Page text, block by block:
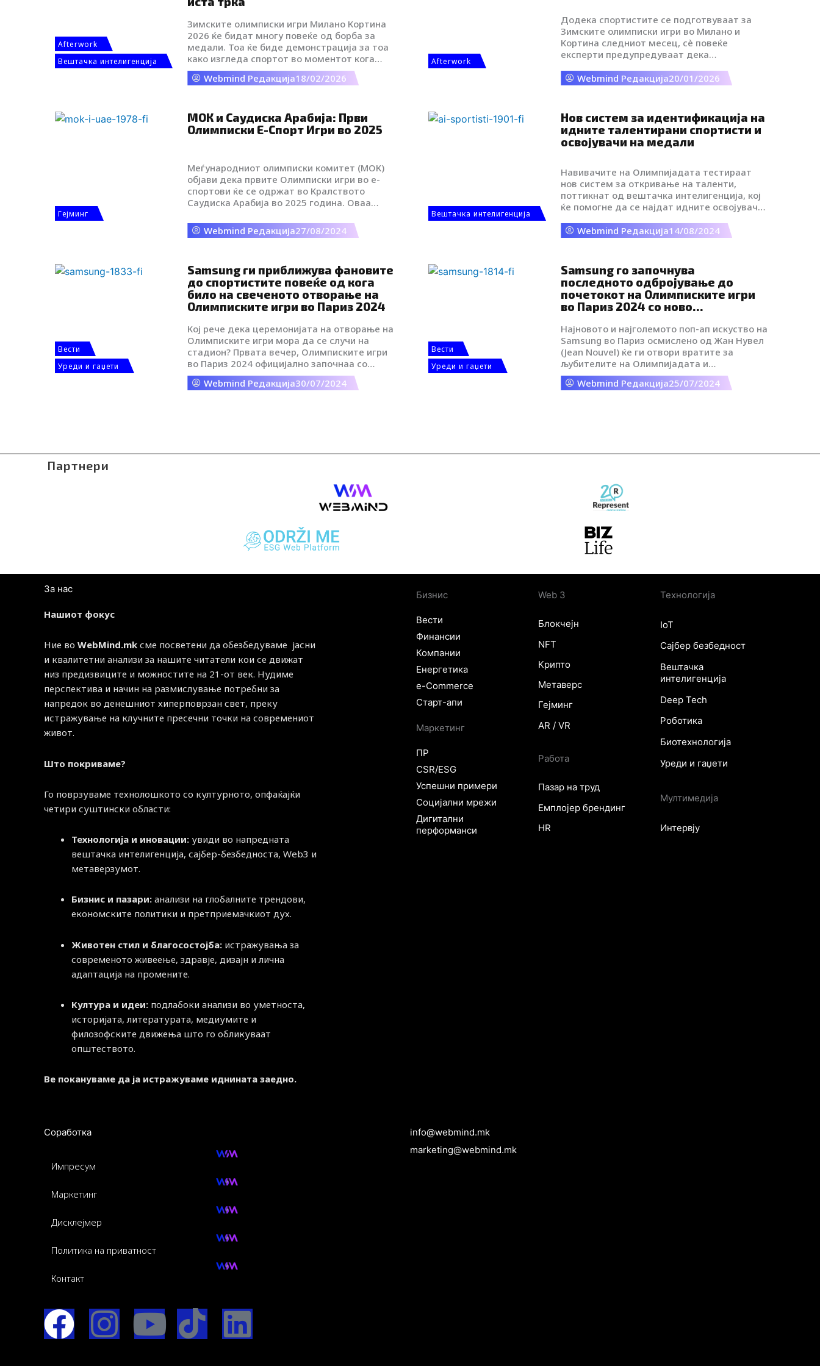
k
Afterwork
Вештачка интелигенција
Зимските олимписки игри Милано Кортина
2026 ќе бидат многу повеќе од борба за
медали. Тоа ќе биде демонстрација за тоа
како изгледа спортот во моментот кога
камерата влегува во патеката заедно со
спортистот, а вештачката интелигенција
одржлив, „проѕирен“ факел, овие Игри
најавуваат промена на начинот на кој го
гледаме, го разбираме и доживуваме
Webmind Редакција18/02/2026
Afterwork
Додека спортистите се подготвуваат за
Зимските олимписки игри во Милано и
Кортина следниот месец, сè повеќе
експерти предупредуваат дека
загрозуваат традиционалните дестинации
за зимски спортови.
Webmind Редакција20/01/2026
Гејминг
МОК и Саудиска Арабија: Први
Олимписки Е-Спорт Игри во 2025
Меѓународниот олимписки комитет (МОК)
објави дека првите Олимписки игри во е-
спортови ќе се одржат во Кралството
Саудиска Арабија во 2025 година. Оваа
договор со Националниот олимписки
комитет на Саудиска Арабија, со што се
ангажманот на младите во е-спортовите.
Webmind Редакција27/08/2024
Вештачка интелигенција
Нов систем за идентификација на
идните талентирани спортисти и
освојувачи на медали
Навивачите на Олимпијадата тестираат
нов систем за откривање на таленти,
поттикнат од вештачка интелигенција, кој
ќе помогне да се најдат идните освојувачи
цел да користат пренослива верзија на
технологијата за да ја донесат напредната
ширум светот.
Webmind Редакција14/08/2024
Вести
Уреди и гаџети
Samsung ги приближува фановите
до спортистите повеќе од кога
било на свеченото отворање на
Олимписките игри во Париз 2024
Кој рече дека церемонијата на отворање на
Олимписките игри мора да се случи на
стадион? Првата вечер, Олимписките игри
во Париз 2024 официјално започнаа со
историска церемонија на реката Сена, а
Samsung Electronics, светскиот олимписки и
Webmind Редакција30/07/2024
Вести
Уреди и гаџети
Samsung го започнува
последното одбројување до
почетокот на Олимписките игри
во Париз 2024 со ново
на плоштадот Марини
Најновото и најголемото поп-ап искуство на
Samsung во Париз осмислено од Жан Нувел
(Jean Nouvel) ќе ги отвори вратите за
љубителите на Олимпијадата и
Параолимпијадата.
Webmind Редакција25/07/2024
Партнери
За нас
Нашиот фокус
Ние во WebMind.mk сме посветени да обезбедуваме јасни
и квалитетни анализи за нашите читатели кои се движат
низ предизвиците и можностите на 21-от век. Нудиме
перспектива и начин на размислување потребни за
напредок во денешниот хиперповрзан свет, преку
истражување на клучните пресечни точки на современиот
живот.
Што покриваме?
Го поврзуваме технолошкото со културното, опфаќајќи
четири суштински области:
Технологија и иновации: увиди во напредната
вештачка интелигенција, сајбер-безбедноста, Web3 и
метаверзумот.
Бизнис и пазари: анализи на глобалните трендови,
економските политики и претприемачкиот дух.
Животен стил и благосостојба: истражувања за
современото живеење, здравје, дизајн и лична
адаптација на промените.
Култура и идеи: подлабоки анализи во уметноста,
историјата, литературата, медиумите и
филозофските движења што го обликуваат
општеството.
Ве покануваме да ја истражуваме иднината заедно.
Бизнис
Вести
Финансии
Компании
Енергетика
e-Commerce
Старт-апи
Маркетинг
ПР
CSR/ESG
Успешни примери
Социјални мрежи
Дигитални
перформанси
Web 3
Блокчејн
NFT
Крипто
Метаверс
Гејминг
AR / VR
Работа
Пазар на труд
Емплојер брендинг
HR
Технологија
IoT
Сајбер безбедност
Вештачка
интелигенција
Deep Tech
Роботика
Биотехнологија
Уреди и гаџети
Мултимедија
Интервју
Соработка
Импресум
Маркетинг
Дисклејмер
Политика на приватност
Контакт
F
I
Y
I
L
info@webmind.mk
marketing@webmind.mk